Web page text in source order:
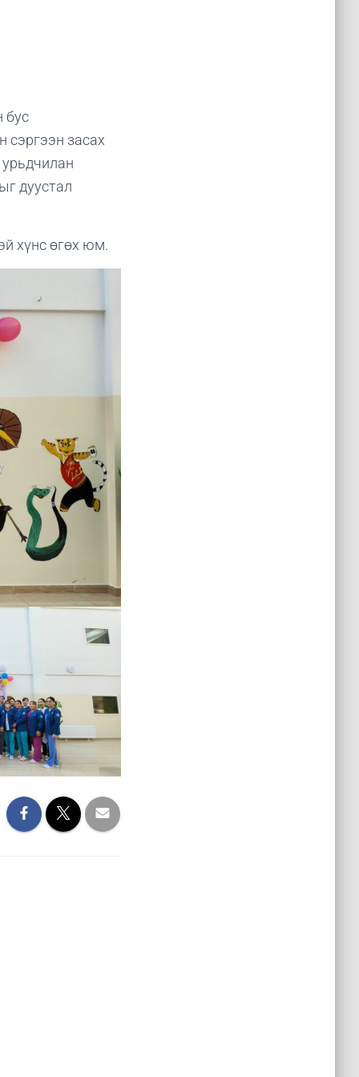
бус
сэргээн засах
дуустал
хүнс өгөх юм.